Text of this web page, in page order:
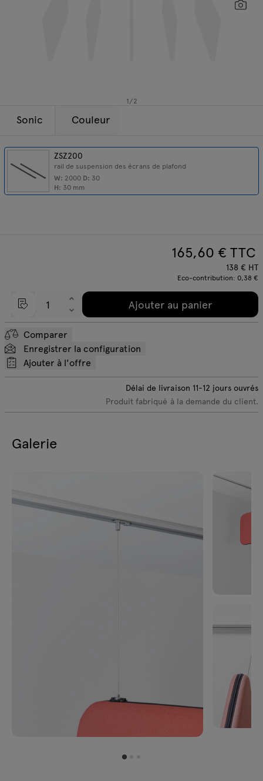
1/2
Sonic
ZSZ200
rail de suspension des écrans de plafond
W: 2000 D: 30
H: 30 mm
Couleur
165,60 € TTC
138 € HT
Eco-contribution: 0,38 €
Ajouter au panier
Comparer
Enregistrer la configuration
Ajouter à l'offre
Délai de livraison 11-12 jours ouvrés
Produit fabriqué à la demande du client.
Galerie